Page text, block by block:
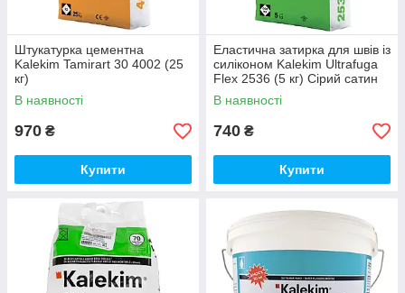
Штукатурка цементна
Kalekim Tamirart 30 4002 (25
кг)
В наявності
970 ₴
Купити
Еластична затирка для швів із
силіконом Kalekim Ultrafuga
Flex 2536 (5 кг) Сірий сатин
В наявності
740 ₴
Купити